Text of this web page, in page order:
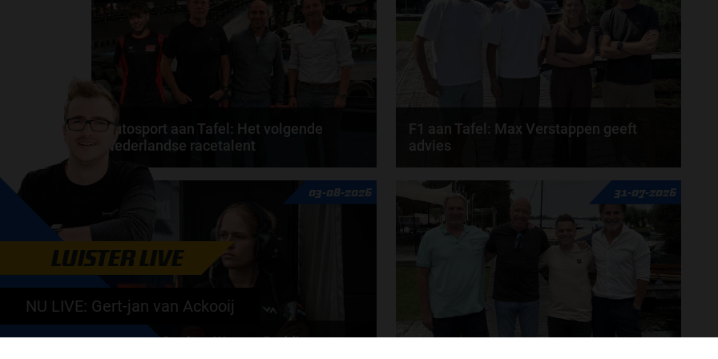
Autosport aan Tafel: Het volgende
Nederlandse racetalent
Hoe klim je naar te top in de racewereld? Wat is er
nodig om alles uit je carrière te halen? En hoe...
de redactie van Grand Prix Radio
F1 aan Tafel: Max Verstappen geeft
advies
Max Verstappen adviseert Red Bull. Gaat George
Russell weg bij Mercedes? En moet de budgetcap...
doorde redactie van Grand Prix Radio
03-08-2026
Daniëlle Geel en Werner Budding te gast
31-07-2026
LUISTER LIVE
NU LIVE: Gert-jan van Ackooij